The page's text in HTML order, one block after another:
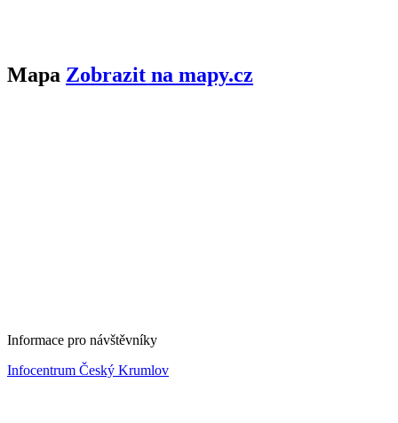
Mapa Zobrazit na mapy.cz
Informace pro návštěvníky
Infocentrum Český Krumlov